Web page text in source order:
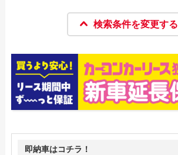
検索条件を変更する
即納車はコチラ！